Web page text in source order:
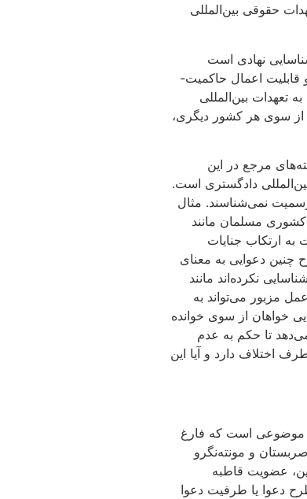
حقوقی بین‌المللی
نهادی است
اعمال حاکمیت-
تعهدات بین‌المللی
از سوی هر کشور دیگری،
مرجع در این
دادگستری است.
نمی‌شناسند. مثال
مسلمان مانند
به ارتکاب جنایات
چنین دعوایی به معنای
نکرده‌اند مانند
مزبور می‌تواند به
خواهان از سوی خوانده
تا حکم به عدم
اختلاف دارد و آیا این
اختلاف، موضوعی است که فارغ
و مونته‌نگرو
عضویت قاطبه
دعوا یا طرفیت دعوا